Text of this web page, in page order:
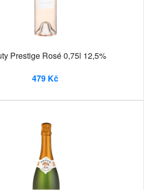
Prestige Rosé 0,75l 12,5%
479 Kč